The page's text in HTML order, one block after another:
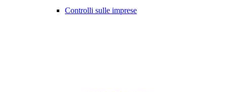
Controlli sulle imprese